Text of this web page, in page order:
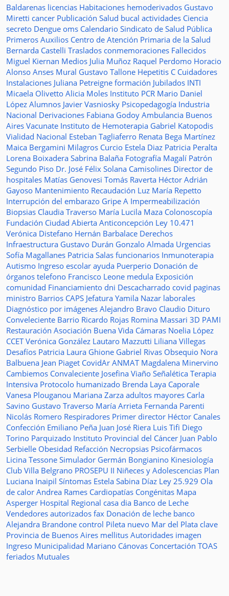
Baldarenas licencias Habitaciones hemoderivados Gustavo
Miretti cancer Publicación Salud bucal actividades Ciencia
secreto Dengue oms Calendario Sindicato de Salud Pública
Primeros Auxilios Centro de Atención Primaria de la Salud
Bernarda Castelli Traslados conmemoraciones Fallecidos
Miguel Kiernan Medios Julia Muñoz Raquel Perdomo Horacio
Alonso Anses Mural Gustavo Tallone Hepetitis C Cuidadores
Instalaciones Juliana Petreigne formación Jubilados INTI
Micaela Olivetto Alicia Moles Instituto PCR Mario Daniel
López Alumnos Javier Vasniosky Psicopedagogía Industria
Nacional Derivaciones Fabiana Godoy Ambulancia Buenos
Aires Vacunate Instituto de Hemoterapia Gabriel Katopodis
Vialidad Nacional Esteban Tagliaferro Renata Bega Martínez
Maica Bergamini Milagros Curcio Estela Diaz Patricia Peralta
Lorena Boixadera Sabrina Balaña Fotografía Magalí Patrón
Segundo Piso Dr. José Félix Solana Camisolines Director de
hospitales Matías Genovesi Tomás Raverta Héctor Adrián
Gayoso Mantenimiento Recaudación Luz María Repetto
Interrupción del embarazo Gripe A Impermeabilización
Biopsias Claudia Traverso María Lucila Maza Colonoscopía
Fundación Ciudad Abierta Anticoncepción Ley 10.471
Verónica Distefano Hernán Barbalace Derechos
Infraestructura Gustavo Durán Gonzalo Almada Urgencias
Sofía Magallanes Patricia Salas funcionarios Inmunoterapia
Autismo Ingreso escolar ayuda Puerperio Donación de
órganos telefono Francisco Leone medula Exposición
comunidad Financiamiento dni Descacharrado covid paginas
ministro Barrios CAPS Jefatura Yamila Nazar laborales
Diagnóstico por imágenes Alejandro Bravo Claudio Dituro
Conveleciente Barrio Ricardo Rojas Romina Massari 3D PAMI
Restauración Asociación Buena Vida Cámaras Noelia López
CCETVerónica González Lautaro Mazzutti Liliana Villegas
Desafíos Patricia Laura Ghione Gabriel Rivas Obsequio Nora
Balbuena Jean Piaget CovidAr ANMAT Magdalena Minervino
Cambiemos Convaleciente Josefina Viaño Señalética Terapia
Intensiva Protocolo humanizado Brenda Laya Caporale
Vanesa Plouganou Mariana Zarza adultos mayores Carla
Savino Gustavo Traverso María Arrieta Fernanda Parenti
Nicolás Romero Respiradores Primer director Héctor Canales
Confección Emiliano Peña Juan José Riera Luis Tifi Diego
Torino Parquizado Instituto Provincial del Cáncer Juan Pablo
Serbielle Obesidad Refacción Necropsias Psicofármacos
Licina Tessone Simulador Germán Bongianino Kinesiología
Club Villa Belgrano PROSEPU II Niñeces y Adolescencias Plan
Luciana Inaipil Síntomas Estela Sabina Díaz Ley 25.929 Ola
de calor Andrea Rames Cardiopatías Congénitas Mapa
Asperger Hospital Regional casa dia Banco de Leche
Vendedores autorizados fax Donación de leche banco
Alejandra Brandone control Pileta nuevo Mar del Plata clave
Provincia de Buenos Aires mellitus Autoridades imagen
Ingreso Municipalidad Mariano Cánovas Concertación TOAS
feriados Mutuales